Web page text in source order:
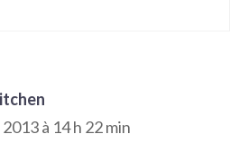
à 14 h 22 min